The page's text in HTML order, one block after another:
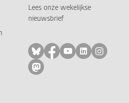
Lees onze wekelijkse
nieuwsbrief
Volg ons op bluesky
Volg ons op
Volg ons op
Volg ons
Volg
Volg ons op mastodon